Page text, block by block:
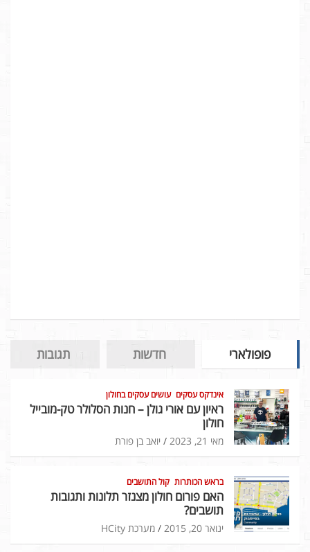
פופולארי חדשות תגובות
אינדקס עסקים עושים עסקים בחולון
ראיון עם אורי גולן – חנות הסלולר טק-מובייל
חולון
מאי 21, 2023 יואב בן פורת
בראש הכותרות קול התושבים
האם פורום חולון מצנזר תלונות ותגובות
תושבים?
ינואר 20, 2015 מערכת HCity